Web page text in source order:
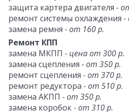
защита картера двигателя -
ремонт системы охлаждения -
замена ремня - от 160 р.
Ремонт КПП
замена МКПП - цена от 300 р.
замена сцепления - от 350 р.
ремонт сцепления - от 370 р.
ремонт редуктора - от 510 р.
замена АКПП - от 350 р.
замена коробок- от 310 р.